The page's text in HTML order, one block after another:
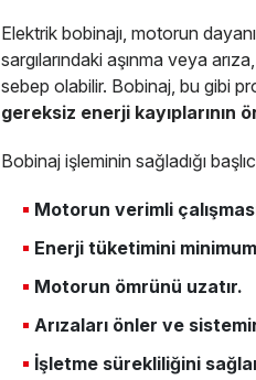
Elektrik bobinajı, motorun
sargılarındaki aşınma veya
sebep olabilir. Bobinaj, bu gibi
gereksiz enerji kayıplarının
Bobinaj işleminin sağladığı
Motorun verimli
Enerji tüketimini
Motorun ömrünü uzatır.
Arızaları önler ve
İşletme sürekliliğini